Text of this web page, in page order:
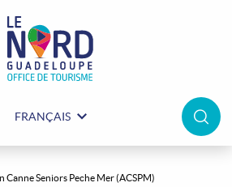
FRANÇAIS
Canne Seniors Peche Mer (ACSPM)